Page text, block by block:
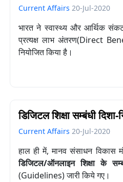
Current Affairs 20-Jul-2020
भारत ने स्वास्थ्य और आर्थिक
प्रत्यक्ष लाभ अंतरण(Direct B
नियोजित किया है।
डिजिटल शिक्षा सम्बंधी दिशा-
Current Affairs 20-Jul-2020
हाल ही में, मानव संसाधन विकास
डिजिटल/ऑनलाइन शिक्षा के
(Guidelines) जारी किये गए।